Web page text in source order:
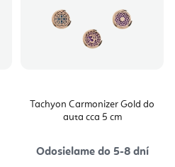
Tachyon Carmonizer Gold do
auta cca 5 cm
Odosielame do 5-8 dní